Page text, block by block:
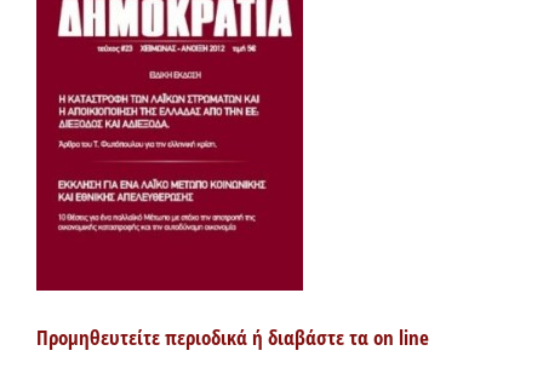
Προμηθευτείτε περιοδικά ή διαβάστε τα on line